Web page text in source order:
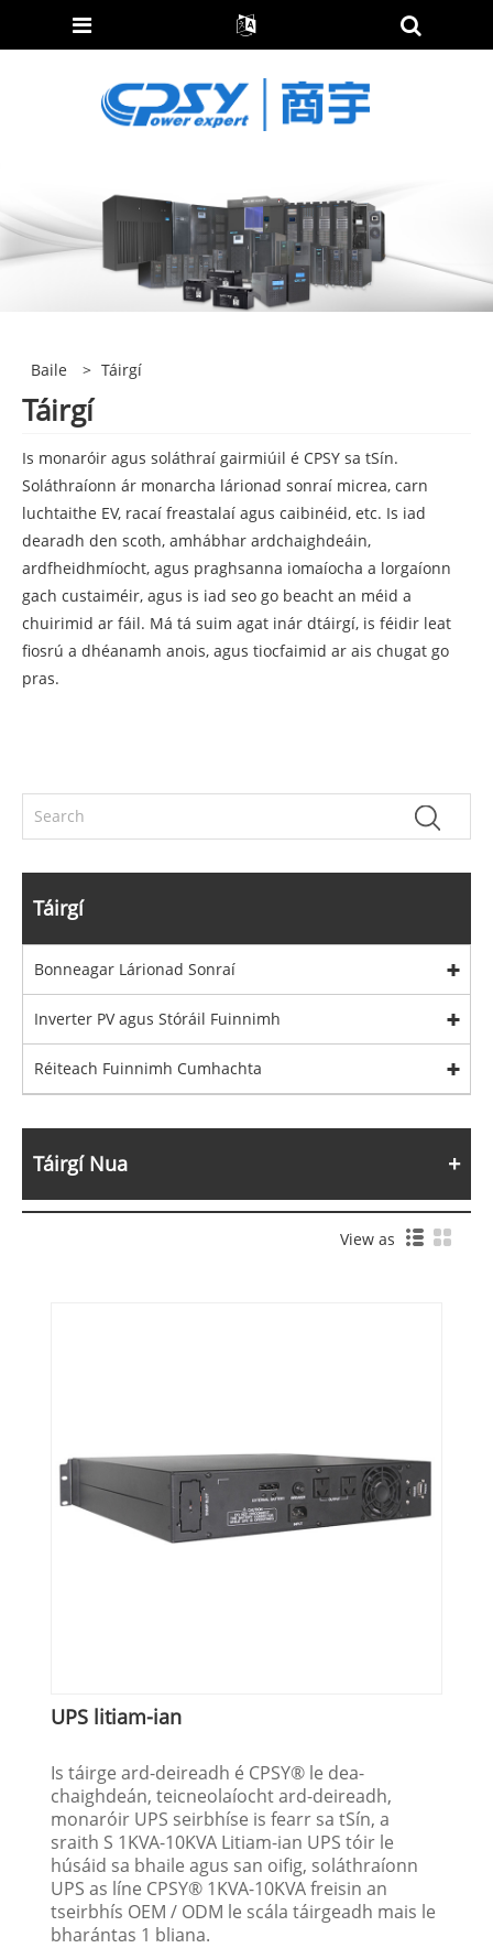
Baile > Táirgí
Táirgí
Is monaróir agus soláthraí gairmiúil é CPSY sa tSín.
Soláthraíonn ár monarcha lárionad sonraí micrea, carn
luchtaithe EV, racaí freastalaí agus caibinéid, etc. Is iad
dearadh den scoth, amhábhar ardchaighdeáin,
ardfheidhmíocht, agus praghsanna iomaíocha a lorgaíonn
gach custaiméir, agus is iad seo go beacht an méid a
chuirimid ar fáil. Má tá suim agat inár dtáirgí, is féidir leat
fiosrú a dhéanamh anois, agus tiocfaimid ar ais chugat go
pras.
Táirgí
Bonneagar Lárionad Sonraí
Inverter PV agus Stóráil Fuinnimh
Réiteach Fuinnimh Cumhachta
Táirgí Nua
View as
UPS litiam-ian
Is táirge ard-deireadh é CPSY® le dea-
chaighdeán, teicneolaíocht ard-deireadh,
monaróir UPS seirbhíse is fearr sa tSín, a
sraith S 1KVA-10KVA Litiam-ian UPS tóir le
húsáid sa bhaile agus san oifig, soláthraíonn
UPS as líne CPSY® 1KVA-10KVA freisin an
tseirbhís OEM / ODM le scála táirgeadh mais le
bharántas 1 bliana.